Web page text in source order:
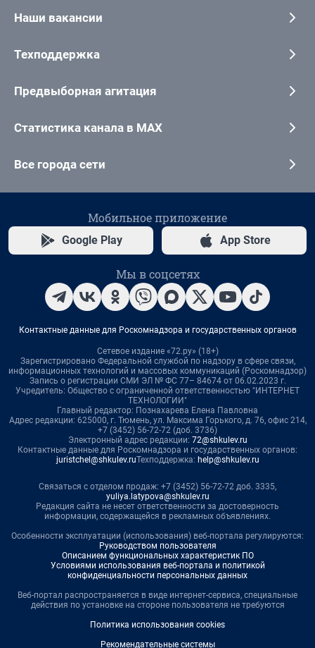
Наши вакансии
Техподдержка
Предвыборная агитация
Статистика канала в MAX
Все города сети
Мобильное приложение
Google Play App Store
Мы в соцсетях
Контактные данные для Роскомнадзора и государственных органов
Сетевое издание «72.ру» (18+)
Зарегистрировано Федеральной службой по надзору в сфере связи,
информационных технологий и массовых коммуникаций (Роскомнадзор)
Запись о регистрации СМИ ЭЛ № ФС 77– 84674 от 06.02.2023 г.
Учредитель: Общество с ограниченной ответственностью "ИНТЕРНЕТ
ТЕХНОЛОГИИ"
Главный редактор: Познахарева Елена Павловна
Адрес редакции: 625000, г. Тюмень, ул. Максима Горького, д. 76, офис 214,
+7 (3452) 56-72-72 (доб. 3736)
Электронный адрес редакции: 72@shkulev.ru
Контактные данные для Роскомнадзора и государственных органов:
juristchel@shkulev.ruТехподдержка: help@shkulev.ru
Связаться с отделом продаж: +7 (3452) 56-72-72 доб. 3335,
yuliya.latypova@shkulev.ru
Редакция сайта не несет ответственности за достоверность
информации, содержащейся в рекламных объявлениях.
Особенности эксплуатации (использования) веб-портала регулируются:
Руководством пользователя
Описанием функциональных характеристик ПО
Условиями использования веб-портала и политикой
конфиденциальности персональных данных
Веб-портал распространяется в виде интернет-сервиса, специальные
действия по установке на стороне пользователя не требуются
Политика использования cookies
Рекомендательные системы